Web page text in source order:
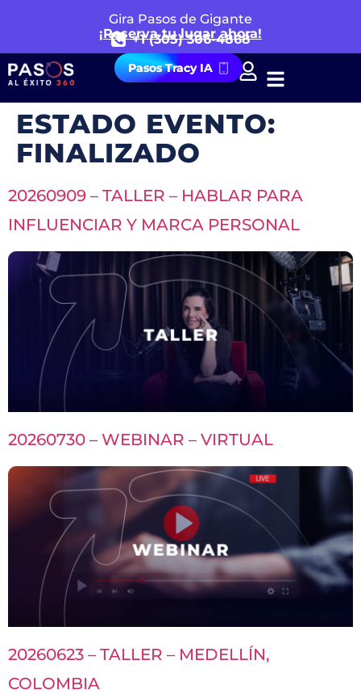
Gira Pasos de Gigante
¡Reserva tu lugar ahora!
+1 (305) 306-4868
Pasos Tracy IA
ESTADO EVENTO:
FINALIZADO
20260909 – TALLER – HABLAR PARA
INFLUENCIAR Y MARCA PERSONAL
20260730 – WEBINAR – VIRTUAL
20260623 – TALLER – MEDELLÍN,
COLOMBIA